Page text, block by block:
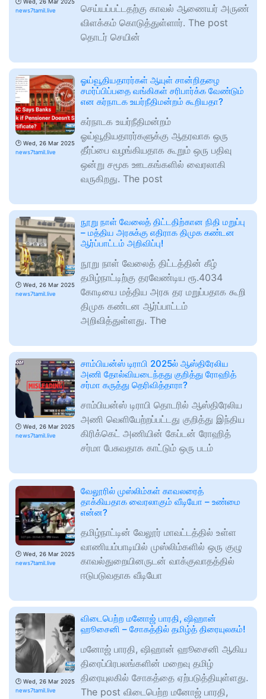
Wed, 26 Mar 2025
news7tamil.live
செய்யப்பட்டதற்கு காவல் ஆணையர் அருண்
விளக்கம் கொடுத்துள்ளார். The post
தொடர் செயின்
🕑 Wed, 26 Mar 2025
news7tamil.live
ஓய்வூதியதாரர்கள் ஆயுள் சான்றிதழை
சமர்ப்பிப்பதை வங்கிகள் சரிபார்க்க வேண்டும்
என கர்நாடக உயர்நீதிமன்றம் கூறியதா?
கர்நாடக உயர்நீதிமன்றம்
ஓய்வூதியதாரர்களுக்கு ஆதரவாக ஒரு
தீர்ப்பை வழங்கியதாக கூறும் ஒரு பதிவு
ஒன்று சமூக ஊடகங்களில் வைரலாகி
வருகிறது. The post
🕑 Wed, 26 Mar 2025
news7tamil.live
நூறு நாள் வேலைத் திட்டதிற்கான நிதி மறுப்பு
– மத்திய அரசுக்கு எதிராக திமுக கண்டன
ஆர்ப்பாட்டம் அறிவிப்பு!
நூறு நாள் வேலைத் திட்டத்தின் கீழ்
தமிழ்நாட்டிற்கு தரவேண்டிய ரூ.4034
கோடியை மத்திய அரசு தர மறுப்பதாக கூறி
திமுக கண்டன ஆர்ப்பாட்டம்
அறிவித்துள்ளது. The
🕑 Wed, 26 Mar 2025
news7tamil.live
சாம்பியன்ஸ் டிராபி 2025ல் ஆஸ்திரேலிய
அணி தோல்வியடைந்தது குறித்து ரோஹித்
சர்மா கருத்து தெரிவித்தாரா?
சாம்பியன்ஸ் டிராபி தொடரில் ஆஸ்திரேலிய
அணி வெளியேற்றப்பட்டது குறித்து இந்திய
கிரிக்கெட் அணியின் கேப்டன் ரோஹித்
சர்மா பேசுவதாக காட்டும் ஒரு படம்
🕑 Wed, 26 Mar 2025
news7tamil.live
வேலூரில் முஸ்லிம்கள் காவலரைத்
தாக்கியதாக வைரலாகும் வீடியோ – உண்மை
என்ன?
தமிழ்நாட்டின் வேலூர் மாவட்டத்தில் உள்ள
வாணியம்பாடியில் முஸ்லிம்களில் ஒரு குழு
காவல்துறையினருடன் வாக்குவாதத்தில்
ஈடுபடுவதாக வீடியோ
🕑 Wed, 26 Mar 2025
news7tamil.live
விடைபெற்ற மனோஜ் பாரதி, ஷிஹான்
ஹூசைனி – சோகத்தில் தமிழ்த் திரையுலகம்!
மனோஜ் பாரதி, ஷிஹான் ஹூசைனி ஆகிய
திரைப்பிரபலங்களின் மறைவு தமிழ்
திரையுலகில் சோகத்தை ஏற்படுத்தியுள்ளது.
The post விடைபெற்ற மனோஜ் பாரதி,